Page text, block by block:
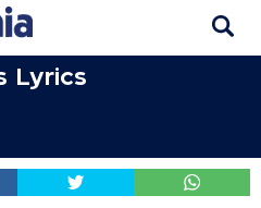
Lyrics